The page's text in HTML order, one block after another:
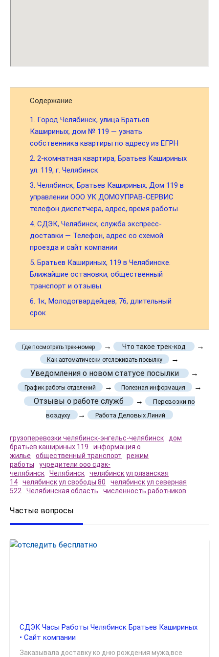
Содержание
1. Город Челябинск, улица Братьев
Кашириных, дом № 119 — узнать
собственника квартиры по адресу из ЕГРН
2. 2-комнатная квартира, Братьев Кашириных
ул. 119, г. Челябинск
3. Челябинск, Братьев Кашириных, Дом 119 в
управлении ООО УК ДОМОУПРАВ-СЕРВИС
телефон диспетчера, адрес, время работы
4. СДЭК, Челябинск, служба экспресс-
доставки — Телефон, адрес со схемой
проезда и сайт компании
5. Братьев Кашириных, 119 в Челябинске.
Ближайшие остановки, общественный
транспорт и отзывы.
6. 1к, Молодогвардейцев, 76, длительный
срок
Где посмотреть трек-номер → Что такое трек-код →
Как автоматически отслеживать посылку
→
Уведомления о новом статусе посылки
→
График работы отделений → Полезная информация
→
Отзывы о работе служб
→
Перевозки по
воздуху
→ Работа Деловых Линий
грузоперевозки челябинск-энгельс-челябинск
дом
братьев кашириных 119
информация о
жилье
общественный транспорт
режим
работы
учредители ооо сдэк-
челябинск
Челябинск
челябинск ул рязанская
14
челябинск ул свободы 80
челябинск ул северная
522
Челябинская область численность работников
Частые вопросы
СДЭК Часы Работы Челябинск Братьев Кашириных
• Сайт компании
Заказывала доставку ко дню рождения мужа,все